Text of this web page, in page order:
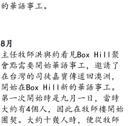
的華語事工。
8月
主任牧師洪與約看見Box Hill聚
會點需要開始華語事工，邀請了
在台灣的司徒嘉寶傳道回澳洲，
開始在Box Hill新的華語事工。
第一次開始時是九月一日，當時
大約有4個人，因此在牧師樓開始
團契。大約十幾人時，便從牧師